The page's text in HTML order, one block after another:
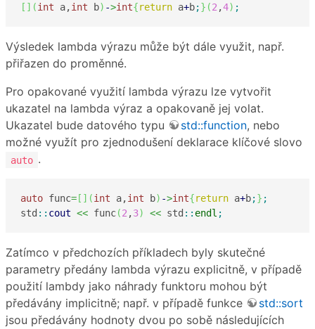
[ ] (int a,int b) ->int{return a+b;} (2 ,4) ;
Výsledek lambda výrazu může být dále využit, např.
přiřazen do proměnné.
Pro opakované využití lambda výrazu lze vytvořit
ukazatel na lambda výraz a opakovaně jej volat.
Ukazatel bude datového typu
std::function, nebo
možné využít pro zjednodušení deklarace klíčové slovo
auto .
auto func=[ ] (int a,int b) ->int{return a+b;} ;
std :: cout << func(2 ,3) << std :: endl ;
Zatímco v předchozích příkladech byly skutečné
parametry předány lambda výrazu explicitně, v případě
použití lambdy jako náhrady funktoru mohou být
předávány implicitně; např. v případě funkce
std::sort
jsou předávány hodnoty dvou po sobě následujících